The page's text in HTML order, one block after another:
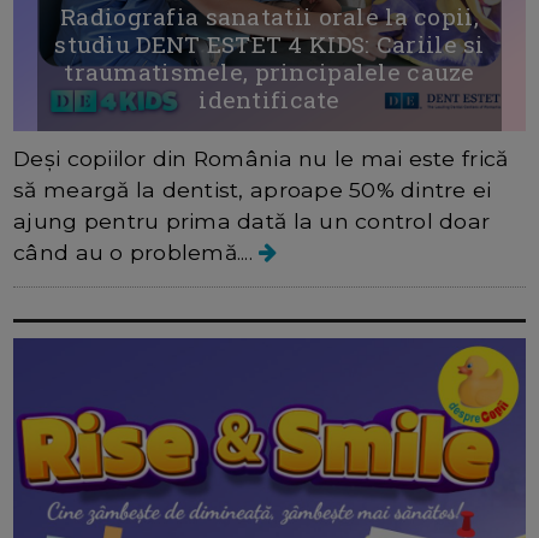
Radiografia sanatatii orale la copii,
studiu DENT ESTET 4 KIDS: Cariile si
traumatismele, principalele cauze
identificate
Deși copiilor din România nu le mai este frică
să meargă la dentist, aproape 50% dintre ei
ajung pentru prima dată la un control doar
când au o problemă....